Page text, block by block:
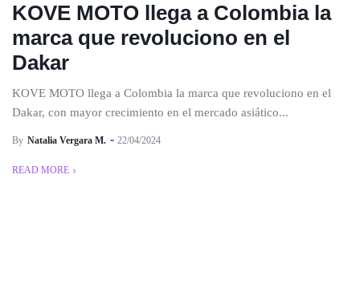
KOVE MOTO llega a Colombia la
marca que revoluciono en el
Dakar
KOVE MOTO llega a Colombia la marca que revoluciono en el
Dakar, con mayor crecimiento en el mercado asiático...
By Natalia Vergara M. 22/04/2024
READ MORE